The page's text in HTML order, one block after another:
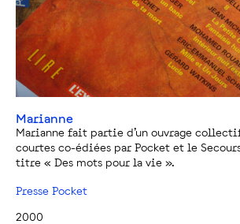
Marianne
Marianne fait partie d’un ouvrage
courtes co-édiées par Pocket et le
titre « Des mots pour la vie ».
Presse Pocket
2000